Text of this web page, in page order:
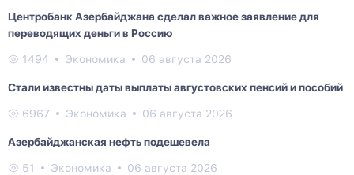
Центробанк Азербайджана сделал важное заявление для
переводящих деньги в Россию
1494 Экономика 06 августа 2026
Стали известны даты выплаты августовских пенсий и пособий
6967 Экономика 06 августа 2026
Азербайджанская нефть подешевела
51 Экономика 06 августа 2026